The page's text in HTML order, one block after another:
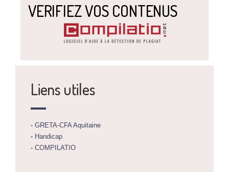
VERIFIEZ VOS CONTENUS
Liens utiles
- GRETA-CFA Aquitaine
- Handicap
- COMPILATIO